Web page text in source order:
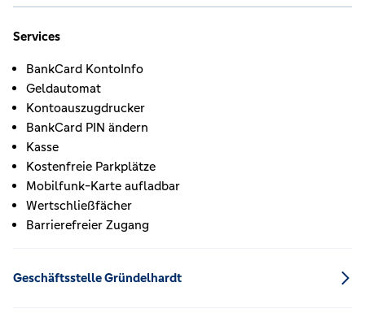
Services
BankCard KontoInfo
Geldautomat
Kontoauszugdrucker
BankCard PIN ändern
Kasse
Kostenfreie Parkplätze
Mobilfunk-Karte aufladbar
Wertschließfächer
Barrierefreier Zugang
Geschäftsstelle Gründelhardt